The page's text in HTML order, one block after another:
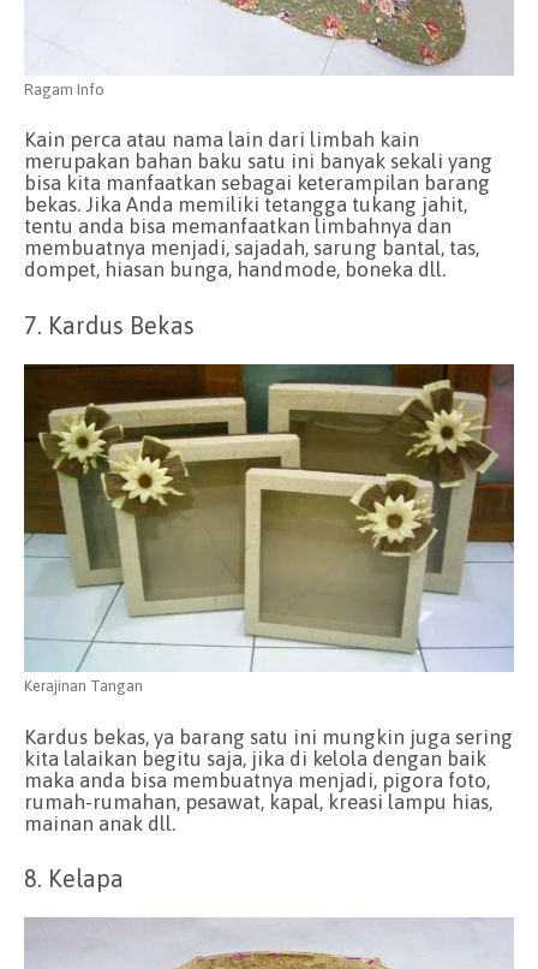
Ragam Info
Kain perca atau nama lain dari limbah kain
merupakan bahan baku satu ini banyak sekali yang
bisa kita manfaatkan sebagai keterampilan barang
bekas. Jika Anda memiliki tetangga tukang jahit,
tentu anda bisa memanfaatkan limbahnya dan
membuatnya menjadi, sajadah, sarung bantal, tas,
dompet, hiasan bunga, handmode, boneka dll.
7. Kardus Bekas
Kerajinan Tangan
Kardus bekas, ya barang satu ini mungkin juga sering
kita lalaikan begitu saja, jika di kelola dengan baik
maka anda bisa membuatnya menjadi, pigora foto,
rumah-rumahan, pesawat, kapal, kreasi lampu hias,
mainan anak dll.
8. Kelapa